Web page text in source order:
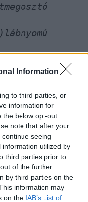
Information
to third parties, or
information for
the below opt-out
note that after your
seeing
information utilized by
third parties prior to
of the further
by third parties on the
information may
on the IAB’s List of
28.
ételről
lehet
listáját!
hogyan
a
miért ezt az